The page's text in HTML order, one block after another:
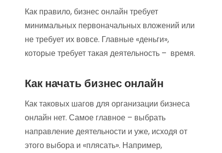
Как правило, бизнес онлайн требует
минимальных первоначальных вложений или
не требует их вовсе. Главные «деньги»,
которые требует такая деятельность – время.
Как начать бизнес онлайн
Как таковых шагов для организации бизнеса
онлайн нет. Самое главное – выбрать
направление деятельности и уже, исходя от
этого выбора и «плясать». Например,